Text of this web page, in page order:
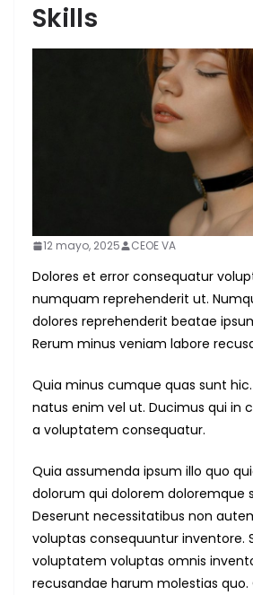
Skills
12 mayo, 2025 CEOE VA
Dolores et error consequatur
numquam reprehenderit ut.
dolores reprehenderit beatae
Rerum minus veniam labore
Quia minus cumque quas sunt
natus enim vel ut. Ducimus qui in
a voluptatem consequatur.
Quia assumenda ipsum illo quo
dolorum qui dolorem doloremque
Deserunt necessitatibus non
voluptas consequuntur inventore.
voluptatem voluptas omnis
recusandae harum molestias quo.